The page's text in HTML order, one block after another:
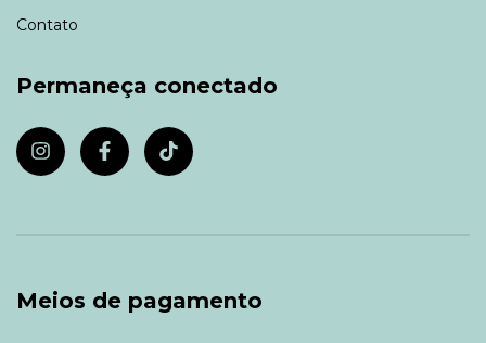
Contato
Permaneça conectado
Meios de pagamento